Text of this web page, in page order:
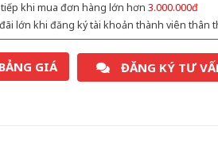
khi mua đơn hàng lớn hơn 3.000.000đ
lớn khi đăng ký tài khoản thành viên thân
GIÁ ĐĂNG KÝ TƯ